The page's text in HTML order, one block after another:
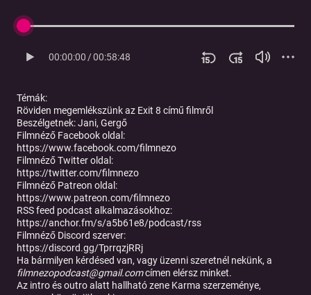
00:00:00/00:58:48
Témák:
Röviden megemlékszünk az Exit 8 című filmről
Beszélgetnek:Jani, Gergő
Filmnéző Facebook oldal:
https://www.facebook.com/filmnezo
Filmnéző Twitter oldal:
https://twitter.com/filmnezo
Filmnéző Patreon oldal:
https://www.patreon.com/filmnezo
RSS feed podcast alkalmazásokhoz:
https://anchor.fm/s/a5b61e8/podcast/rss
Filmnéző Discord szerver:
https://discord.gg/TprrqzjRRj
Ha bármilyen kérdésed van, vagy üzenni szeretnél nekünk, a
filmnezopodcast@gmail.comcímen elérsz minket.
Az intro és outro alatt hallható zene Karma szerzeménye,